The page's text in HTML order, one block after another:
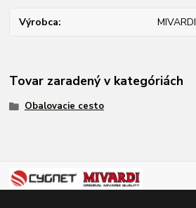
Výrobca MIVARDI
Tovar zaradený v kategóriách
Obalovacie cesto